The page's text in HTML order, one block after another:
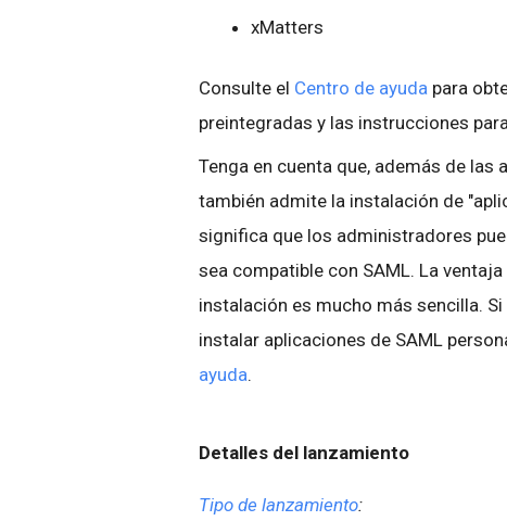
xMatters
Consulte el Centro de ayuda para
preintegradas y las instrucciones
Tenga en cuenta que, además de las
también admite la instalación de
significa que los administradores
sea compatible con SAML. La
instalación es mucho más sencilla.
instalar aplicaciones de SAML
ayuda.
Detalles del lanzamiento
Tipo de lanzamiento: